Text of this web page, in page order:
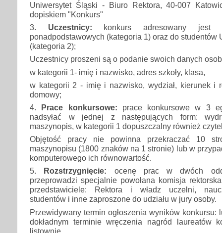
Uniwersytet Śląski - Biuro Rektora, 40-007
dopiskiem "Konkurs"
3. Uczestnicy: konkurs adresowany jest
ponadpodstawowych (kategoria 1) oraz do studentów
(kategoria 2);
Uczestnicy proszeni są o podanie swoich danych
w kategorii 1- imię i nazwisko, adres szkoły, klasa,
w kategorii 2 - imię i nazwisko, wydział, kierunek i
domowy;
4. Prace konkursowe: prace konkursowe w 3
nadsyłać w jednej z następujących form:
maszynopis, w kategorii 1 dopuszczalny również
Objętość pracy nie powinna przekraczać 10
maszynopisu (1800 znaków na 1 stronie) lub w
komputerowego ich równowartość.
5.
Rozstrzygnięcie: ocenę prac w dwóch
przeprowadzi specjalnie powołana komisja
przedstawiciele: Rektora i władz uczelni,
studentów i inne zaproszone do udziału w jury osoby.
Przewidywany termin ogłoszenia wyników konkursu:
dokładnym terminie wręczenia nagród laureatów
listownie.